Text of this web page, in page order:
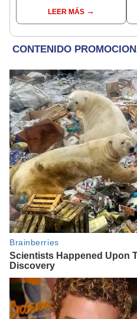
presidenta se
encontraba en Junín
LEER MÁS